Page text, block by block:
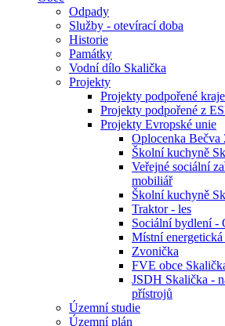
Odpady
Služby - otevírací doba
Historie
Památky
Vodní dílo Skalička
Projekty
Projekty podpořené
Projekty podpořené z
Projekty Evropské unie
Oplocenka Bečva
Školní kuchyně
Veřejné sociální
mobiliář
Školní kuchyně
Traktor - les
Sociální bydlení -
Místní energetická
Zvonička
FVE obce
JSDH Skalička -
přístrojů
Územní studie
Územní plán